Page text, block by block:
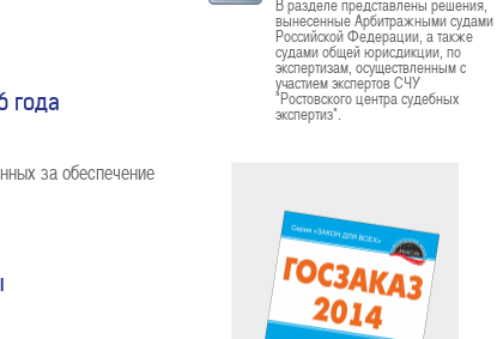
года
за обеспечение
В разделе представлены решения,
вынесенные Арбитражными судами
Российской Федерации, а также
судами общей юрисдикции, по
экспертизам, осуществленным с
участием экспертов СЧУ
"Ростовского центра судебных
экспертиз".